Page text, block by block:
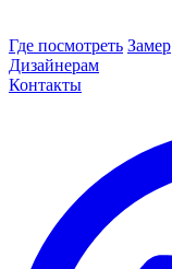
Где посмотреть Замер
Дизайнерам
Контакты